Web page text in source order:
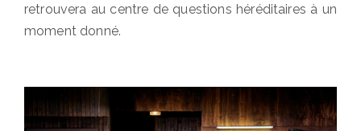
retrouvera au centre de questions héréditaires à un
moment donné.